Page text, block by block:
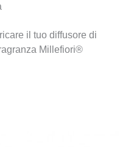
il tuo diffusore di
Millefiori®